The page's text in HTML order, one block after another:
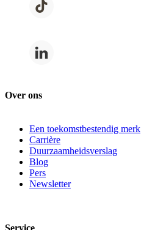
Over ons
Een toekomstbestendig merk
Carrière
Duurzaamheidsverslag
Blog
Pers
Newsletter
Service